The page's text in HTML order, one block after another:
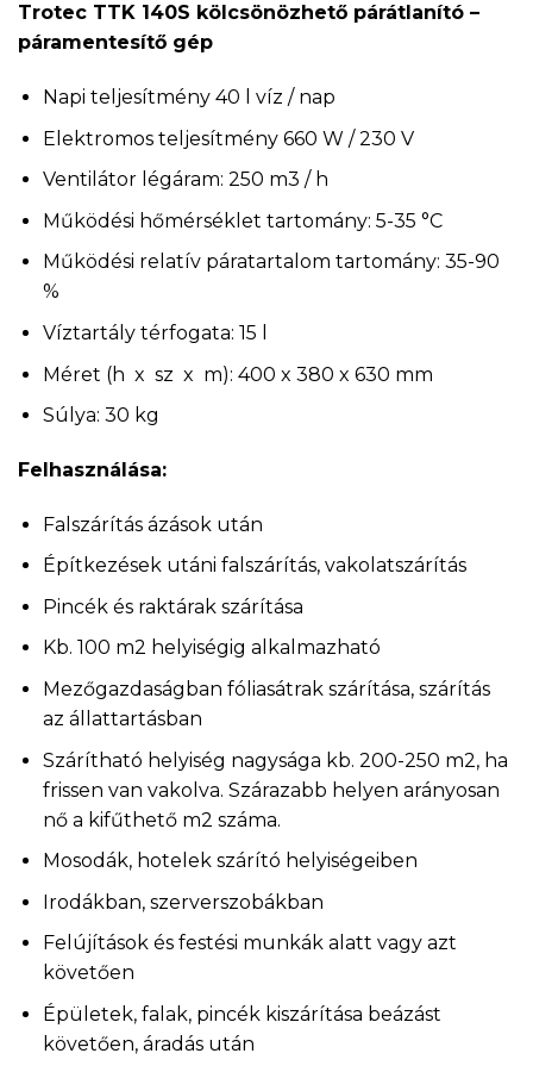
Trotec TTK 140S kölcsönözhető párátlanító –
páramentesítő gép
Napi teljesítmény 40 l víz / nap
Elektromos teljesítmény 660 W / 230 V
Ventilátor légáram: 250 m3 / h
Működési hőmérséklet tartomány: 5-35 °C
Működési relatív páratartalom tartomány: 35-90
%
Víztartály térfogata: 15 l
Méret (h x sz x m): 400 x 380 x 630 mm
Súlya: 30 kg
Felhasználása:
Falszárítás ázások után
Építkezések utáni falszárítás, vakolatszárítás
Pincék és raktárak szárítása
Kb. 100 m2 helyiségig alkalmazható
Mezőgazdaságban fóliasátrak szárítása, szárítás
az állattartásban
Szárítható helyiség nagysága kb. 200-250 m2, ha
frissen van vakolva. Szárazabb helyen arányosan
nő a kifűthető m2 száma.
Mosodák, hotelek szárító helyiségeiben
Irodákban, szerverszobákban
Felújítások és festési munkák alatt vagy azt
követően
Épületek, falak, pincék kiszárítása beázást
követően, áradás után